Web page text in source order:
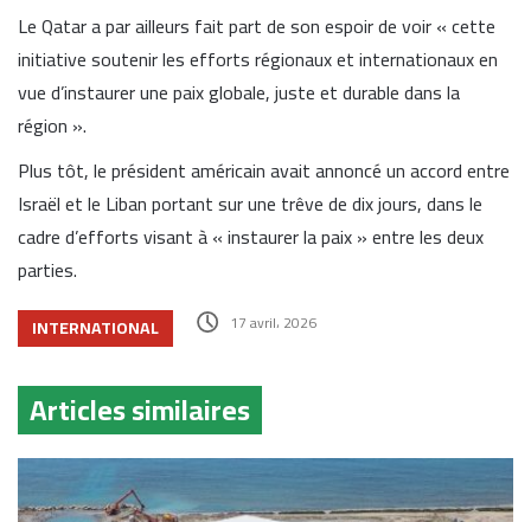
Le Qatar a par ailleurs fait part de son espoir de voir « cette
initiative soutenir les efforts régionaux et internationaux en
vue d’instaurer une paix globale, juste et durable dans la
région ».
Plus tôt, le président américain avait annoncé un accord entre
Israël et le Liban portant sur une trêve de dix jours, dans le
cadre d’efforts visant à « instaurer la paix » entre les deux
parties.
INTERNATIONAL 17 avril، 2026
Articles similaires